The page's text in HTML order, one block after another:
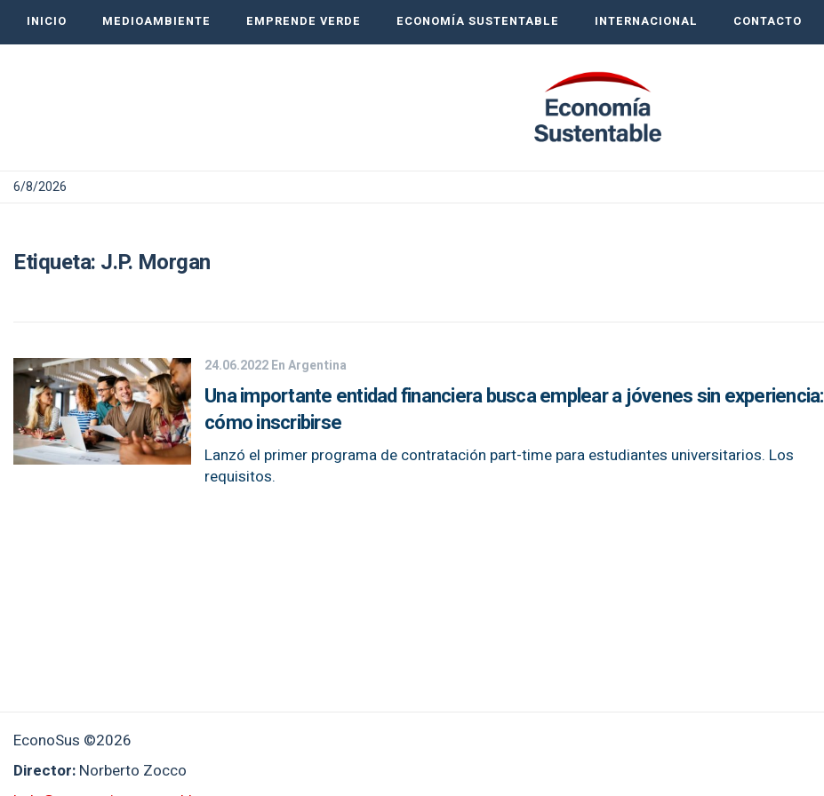
INICIO MEDIOAMBIENTE EMPRENDE VERDE ECONOMÍA SUSTENTABLE INTERNACIONAL CONTACTO
6/8/2026
Etiqueta: J.P. Morgan
24.06.2022En Argentina
Una importante entidad financiera busca emplear a jóvenes sin experiencia:
cómo inscribirse
Lanzó el primer programa de contratación part-time para estudiantes universitarios. Los
requisitos.
EconoSus ©2026
Director: Norberto Zocco